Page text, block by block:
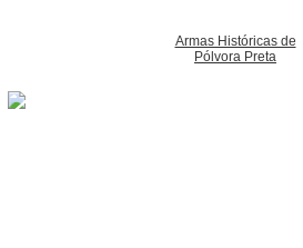
Armas Históricas de
Pólvora Preta